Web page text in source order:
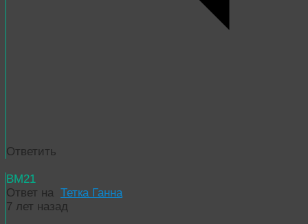
Ответить
BM21
Ответ на Тетка Ганна
7 лет назад